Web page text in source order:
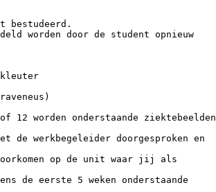
bestudeerd.
worden door de student opnieuw
worden onderstaande ziektebeelden
de werkbegeleider doorgesproken en
op de unit waar jij als
de eerste 5 weken onderstaande